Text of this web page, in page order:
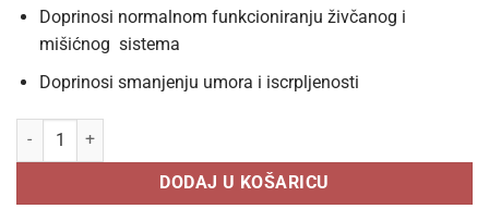
Doprinosi normalnom funkcioniranju živčanog i
mišićnog sistema
Doprinosi smanjenju umora i iscrpljenosti
Dietpharm Magnezij 375 šumeće tablete 2×15 a30 količina
DODAJ U KOŠARICU